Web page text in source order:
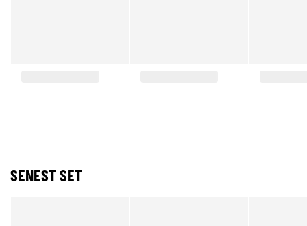
SENEST SET